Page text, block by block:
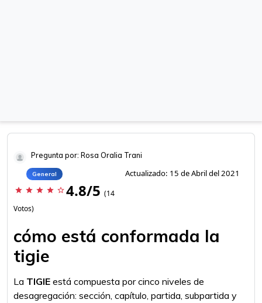
Pregunta por: Rosa Oralia Trani
General Actualizado: 15 de Abril del 2021
star star star star star_border 4.8/5 (14
Votos)
cómo está conformada la
tigie
La TIGIE está compuesta por cinco niveles de
desagregación: sección, capítulo, partida, subpartida y